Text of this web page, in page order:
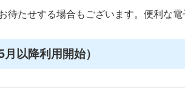
待たせする場合もございます。便利な電
以降利用開始）